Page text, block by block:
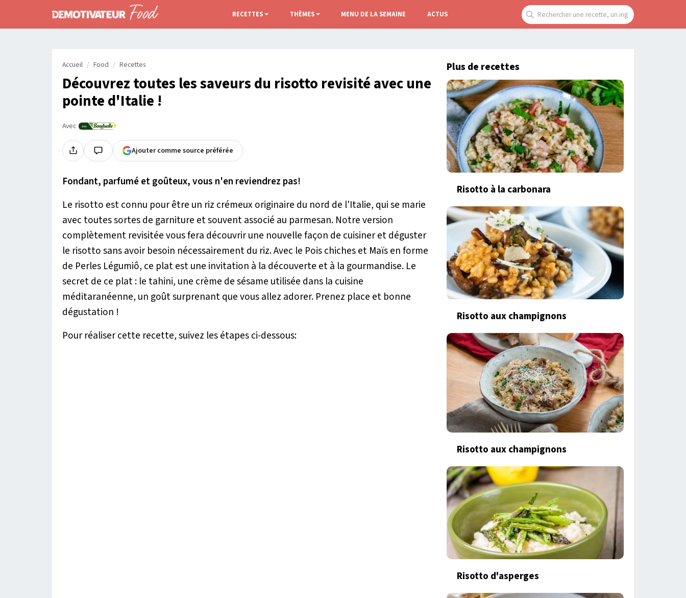
RECETTES THÈMES MENU DE LA SEMAINE ACTUS
Accueil Food Recettes
Découvrez toutes les saveurs du risotto revisité avec une
pointe d'Italie !
Avec
Ajouter comme source préférée
Fondant, parfumé et goûteux, vous n'en reviendrez pas!
Le risotto est connu pour être un riz crémeux originaire du nord de l'Italie, qui se marie
avec toutes sortes de garniture et souvent associé au parmesan. Notre version
complètement revisitée vous fera découvrir une nouvelle façon de cuisiner et déguster
le risotto sans avoir besoin nécessairement du riz. Avec le Pois chiches et Maïs en forme
de Perles Légumiô, ce plat est une invitation à la découverte et à la gourmandise. Le
secret de ce plat : le tahini, une crème de sésame utilisée dans la cuisine
méditaranéenne, un goût surprenant que vous allez adorer. Prenez place et bonne
dégustation !
Pour réaliser cette recette, suivez les étapes ci-dessous:
Plus de recettes
Risotto à la carbonara
Risotto aux champignons
Risotto aux champignons
Risotto d'asperges